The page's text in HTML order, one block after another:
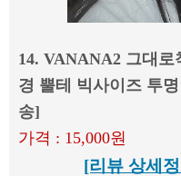
14. VANANA2 그대
경 뿔테 빅사이즈 투
송]
가격 : 15,000원
[리뷰 상세